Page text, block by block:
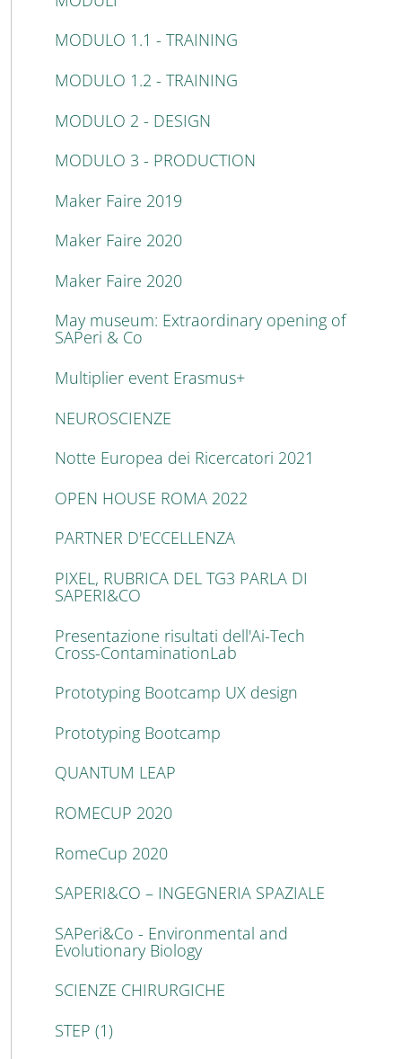
MODULO 1.1 - TRAINING
MODULO 1.2 - TRAINING
MODULO 2 - DESIGN
MODULO 3 - PRODUCTION
Maker Faire 2019
Maker Faire 2020
Maker Faire 2020
May museum: Extraordinary opening of
SAPeri & Co
Multiplier event Erasmus+
NEUROSCIENZE
Notte Europea dei Ricercatori 2021
OPEN HOUSE ROMA 2022
PARTNER D'ECCELLENZA
PIXEL, RUBRICA DEL TG3 PARLA DI
SAPERI&CO
Presentazione risultati dell'Ai-Tech
Cross-ContaminationLab
Prototyping Bootcamp UX design
Prototyping Bootcamp
QUANTUM LEAP
ROMECUP 2020
RomeCup 2020
SAPERI&CO – INGEGNERIA SPAZIALE
SAPeri&Co - Environmental and
Evolutionary Biology
SCIENZE CHIRURGICHE
STEP (1)